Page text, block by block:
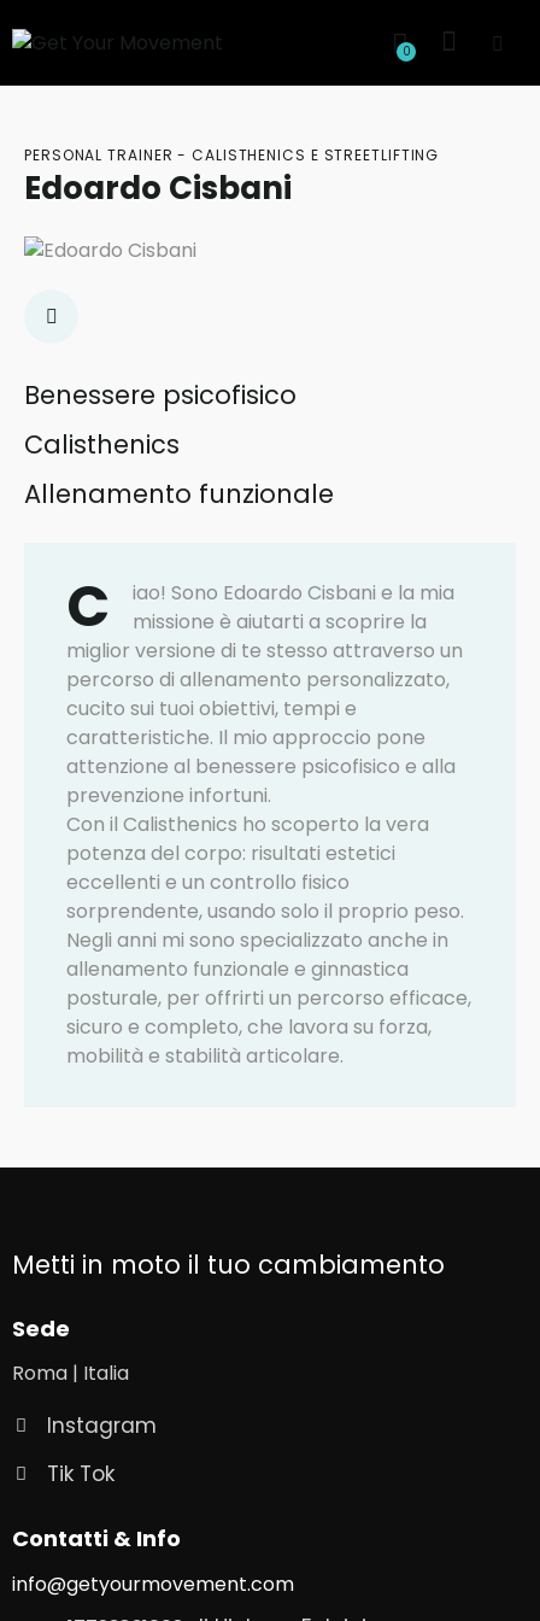
0
PERSONAL TRAINER - CALISTHENICS E STREETLIFTING
Edoardo Cisbani
Benessere psicofisico
Calisthenics
Allenamento funzionale
C
iao! Sono Edoardo Cisbani e la mia
missione è aiutarti a scoprire la
miglior versione di te stesso attraverso un
percorso di allenamento personalizzato,
cucito sui tuoi obiettivi, tempi e
caratteristiche. Il mio approccio pone
attenzione al benessere psicofisico e alla
prevenzione infortuni.
Con il Calisthenics ho scoperto la vera
potenza del corpo: risultati estetici
eccellenti e un controllo fisico
sorprendente, usando solo il proprio peso.
Negli anni mi sono specializzato anche in
allenamento funzionale e ginnastica
posturale, per offrirti un percorso efficace,
sicuro e completo, che lavora su forza,
mobilità e stabilità articolare.
Metti in moto il tuo cambiamento
Sede
Roma | Italia
Instagram
Tik Tok
Contatti & Info
info@getyourmovement.com